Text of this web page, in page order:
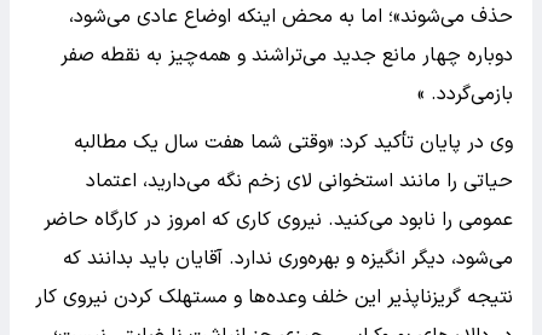
حذف می‌شوند»؛ اما به محض اینکه اوضاع عادی می‌شود،
دوباره چهار مانع جدید می‌تراشند و همه‌چیز به نقطه صفر
بازمی‌گردد. »
وی در پایان تأکید کرد: «وقتی شما هفت سال یک مطالبه
حیاتی را مانند استخوانی لای زخم نگه می‌دارید، اعتماد
عمومی را نابود می‌کنید. نیروی کاری که امروز در کارگاه حاضر
می‌شود، دیگر انگیزه و بهره‌وری ندارد. آقایان باید بدانند که
نتیجه گریزناپذیر این خلف وعده‌ها و مستهلک کردن نیروی کار